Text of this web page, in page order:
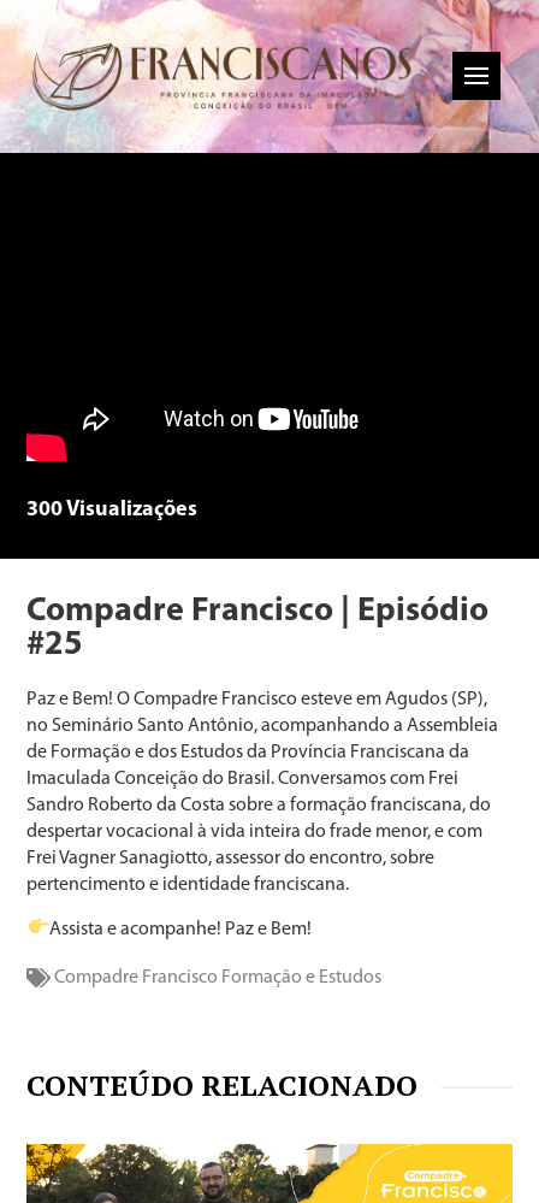
300 Visualizações
Compadre Francisco | Episódio
#25
Paz e Bem! O Compadre Francisco esteve em Agudos (SP),
no Seminário Santo Antônio, acompanhando a Assembleia
de Formação e dos Estudos da Província Franciscana da
Imaculada Conceição do Brasil. Conversamos com Frei
Sandro Roberto da Costa sobre a formação franciscana, do
despertar vocacional à vida inteira do frade menor, e com
Frei Vagner Sanagiotto, assessor do encontro, sobre
pertencimento e identidade franciscana.
Assista e acompanhe! Paz e Bem!
Compadre Francisco Formação e Estudos
CONTEÚDO RELACIONADO